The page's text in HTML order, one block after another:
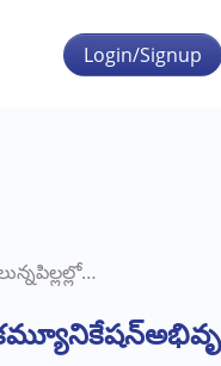
Login/Signup
ప్రత్యేకఅవసరాలున్నపిల్లల్లోకమ్యూనికేషన్అభివృద్ధికిముఖ్యమైనసూచనలు